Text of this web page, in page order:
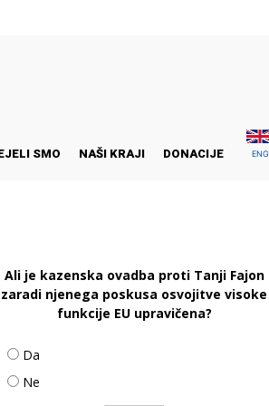
SMO NAŠI KRAJI DONACIJE ENG
Ali je kazenska ovadba proti Tanji Fajon
zaradi njenega poskusa osvojitve visoke
funkcije EU upravičena?
Da
Ne